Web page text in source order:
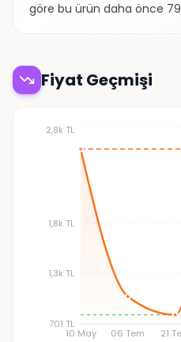
göre bu ürün daha önce
Fiyat Geçmişi
10 May 06 Tem 21
701 TL
1,3k TL
1,8k TL
2,8k TL